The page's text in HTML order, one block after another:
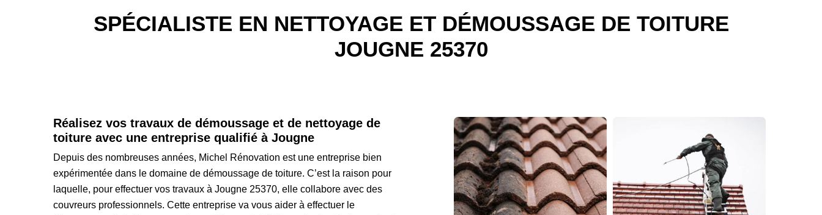
SPÉCIALISTE EN NETTOYAGE ET DÉMOUSSAGE DE TOITURE
JOUGNE 25370
Réalisez vos travaux de démoussage et de nettoyage de
toiture avec une entreprise qualifié à Jougne
Depuis des nombreuses années, Michel Rénovation est une entreprise bien
expérimentée dans le domaine de démoussage de toiture. C’est la raison pour
laquelle, pour effectuer vos travaux à Jougne 25370, elle collabore avec des
couvreurs professionnels. Cette entreprise va vous aider à effectuer le